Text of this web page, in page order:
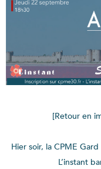
[Retour en
Hier soir, la CPME
L’instant